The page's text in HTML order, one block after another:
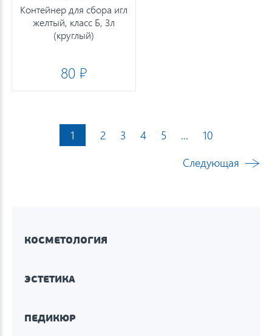
Контейнер для сбора игл
желтый, класс Б, 3л
(круглый)
80 ₽
1 2 3 4 5 ...
10
Следующая
КОСМЕТОЛОГИЯ
ЭСТЕТИКА
ПЕДИКЮР